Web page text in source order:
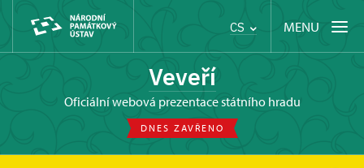
CS MENU
Veveří
oficiální webová prezentace státního hradu
DNES ZAVŘENO